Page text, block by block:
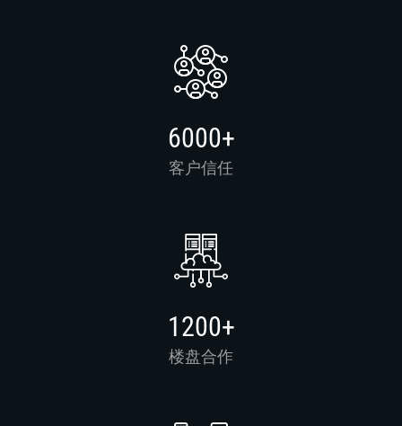
6000+
客户信任
1200+
楼盘合作